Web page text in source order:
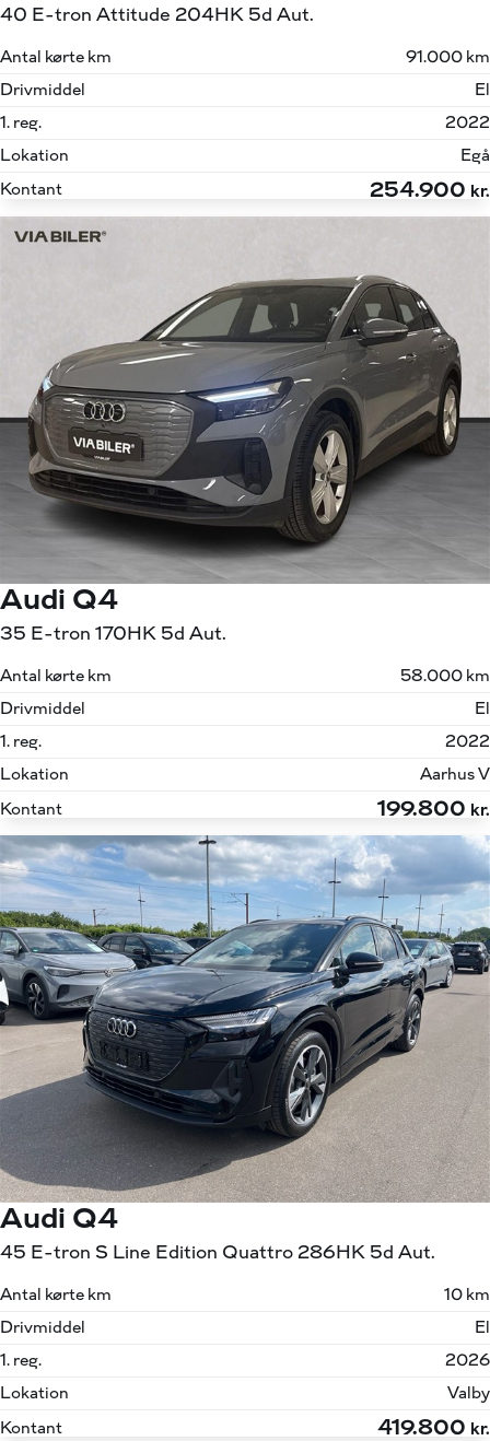
40 E-tron Attitude 204HK 5d Aut.
Antal kørte km
91.000 km
Drivmiddel
El
1. reg.
2022
Lokation
Egå
Kontant
254.900 kr.
Audi Q4
35 E-tron 170HK 5d Aut.
Antal kørte km
58.000 km
Drivmiddel
El
1. reg.
2022
Lokation
Aarhus V
Kontant
199.800 kr.
Audi Q4
45 E-tron S Line Edition Quattro 286HK 5d Aut.
Antal kørte km
10 km
Drivmiddel
El
1. reg.
2026
Lokation
Valby
Kontant
419.800 kr.